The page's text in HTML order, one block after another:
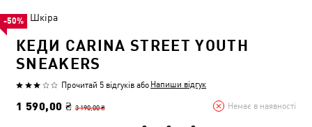
Шкіра
КЕДИ CARINA STREET YOUTH
SNEAKERS
Прочитай 5 відгуків або Напиши відгук
1 590,00 ₴ 3 190,00 ₴ Немає в наявності
-50%